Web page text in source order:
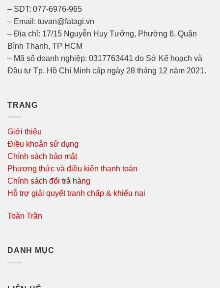
– SDT: 077-6976-965
– Email: tuvan@fatagi.vn
– Địa chỉ: 17/15 Nguyễn Huy Tưởng, Phường 6, Quận
Bình Thạnh, TP HCM
– Mã số doanh nghiệp: 0317763441 do Sở Kế hoạch và
Đầu tư Tp. Hồ Chí Minh cấp ngày 28 tháng 12 năm 2021.
TRANG
Giới thiệu
Điều khoản sử dụng
Chính sách bảo mật
Phương thức và điều kiện thanh toán
Chính sách đổi trả hàng
Hỗ trợ giải quyết tranh chấp & khiếu nại
Toàn Trần
DANH MỤC